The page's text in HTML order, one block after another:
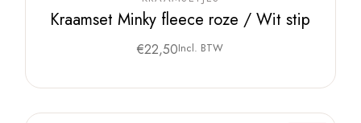
Kraamset Minky fleece roze / Wit stip
€22,50Incl. BTW